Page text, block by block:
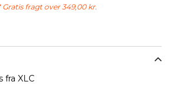
XLC
Gratis fragt over 349,00 kr.